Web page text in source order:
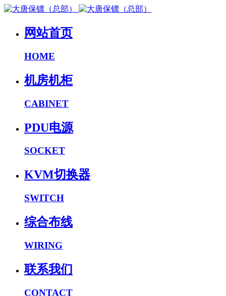
网站首页
HOME
机房机柜
CABINET
PDU电源
SOCKET
KVM切换器
SWITCH
综合布线
WIRING
联系我们
CONTACT